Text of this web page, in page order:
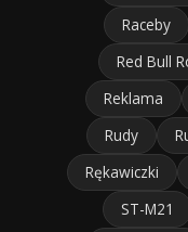
Raceby
Red Bull
Reklama
Rudy
Rękawiczki
ST-M21